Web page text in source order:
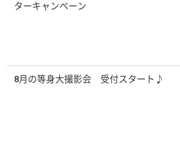
ターキャンペーン
8月の等身大撮影会 受付スタート♪